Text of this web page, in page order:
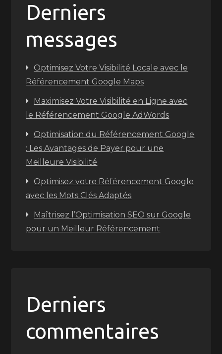
Derniers
messages
Optimisez Votre Visibilité Locale avec le
Référencement Google Maps
Maximisez Votre Visibilité en Ligne avec
le Référencement Google AdWords
Optimisation du Référencement Google
: Les Avantages de Payer pour une
Meilleure Visibilité
Optimisez votre Référencement Google
avec les Mots Clés Adaptés
Maîtrisez l’Optimisation SEO sur Google
pour un Meilleur Référencement
Derniers
commentaires